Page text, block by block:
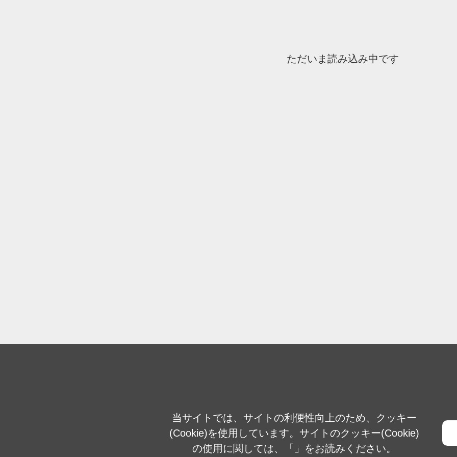
ただいま読み込み中です
当サイトでは、サイトの利便性向上のため、クッキー
(Cookie)を使用しています。サイトのクッキー(Cookie)
の使用に関しては、「
」をお読みください。